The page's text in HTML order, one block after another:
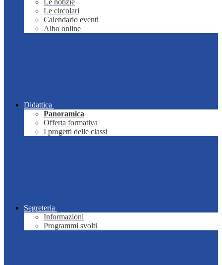
Le notizie
Le circolari
Calendario eventi
Albo online
Didattica
Panoramica
Offerta formativa
I progetti delle classi
Segreteria
Informazioni
Programmi svolti